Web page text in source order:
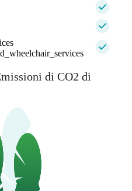
di CO2 di